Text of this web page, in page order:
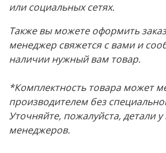
или социальных сетях.
Также вы можете оформить
менеджер свяжется с вами и
наличии нужный вам товар.
*Комплектность товара может
производителем без
Уточняйте, пожалуйста, детали
менеджеров.